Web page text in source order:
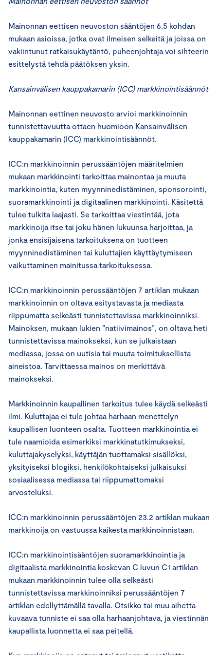
Mainonnan eettisen neuvoston sääntöjen 6.5 kohdan
mukaan asioissa, jotka ovat ilmeisen selkeitä ja joissa on
vakiintunut ratkaisukäytäntö, puheenjohtaja voi sihteerin
esittelystä tehdä päätöksen yksin.
Kansainvälisen kauppakamarin (ICC) markkinointisäännöt
Mainonnan eettinen neuvosto arvioi markkinoinnin
tunnistettavuutta ottaen huomioon Kansainvälisen
kauppakamarin (ICC) markkinointisäännöt.
ICC:n markkinoinnin perussääntöjen määritelmien
mukaan markkinointi tarkoittaa mainontaa ja muuta
markkinointia, kuten myynninedistäminen, sponsorointi,
suoramarkkinointi ja digitaalinen markkinointi. Käsitettä
tulee tulkita laajasti. Se tarkoittaa viestintää, jota
markkinoija itse tai joku hänen lukuunsa harjoittaa, ja
jonka ensisijaisena tarkoituksena on tuotteen
myynninedistäminen tai kuluttajien käyttäytymiseen
vaikuttaminen mainitussa tarkoituksessa.
ICC:n markkinoinnin perussääntöjen 7 artiklan mukaan
markkinoinnin on oltava esitystavasta ja mediasta
riippumatta selkeästi tunnistettavissa markkinoinniksi.
Mainoksen, mukaan lukien ”natiivimainos”, on oltava heti
tunnistettavissa mainokseksi, kun se julkaistaan
mediassa, jossa on uutisia tai muuta toimituksellista
aineistoa. Tarvittaessa mainos on merkittävä
mainokseksi.
Markkinoinnin kaupallinen tarkoitus tulee käydä selkeästi
ilmi. Kuluttajaa ei tule johtaa harhaan menettelyn
kaupallisen luonteen osalta. Tuotteen markkinointia ei
tule naamioida esimerkiksi markkinatutkimukseksi,
kuluttajakyselyksi, käyttäjän tuottamaksi sisällöksi,
yksityiseksi blogiksi, henkilökohtaiseksi julkaisuksi
sosiaalisessa mediassa tai riippumattomaksi
arvosteluksi.
ICC:n markkinoinnin perussääntöjen 23.2 artiklan mukaan
markkinoija on vastuussa kaikesta markkinoinnistaan.
ICC:n markkinointisääntöjen suoramarkkinointia ja
digitaalista markkinointia koskevan C luvun C1 artiklan
mukaan markkinoinnin tulee olla selkeästi
tunnistettavissa markkinoinniksi perussääntöjen 7
artiklan edellyttämällä tavalla. Otsikko tai muu aihetta
kuvaava tunniste ei saa olla harhaanjohtava, ja viestinnän
kaupallista luonnetta ei saa peitellä.